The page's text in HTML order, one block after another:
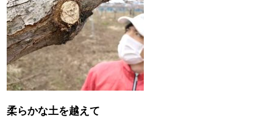
柔らかな土を越えて